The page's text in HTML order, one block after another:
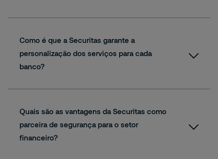
Como é que a Securitas garante a
personalização dos serviços para cada
banco?
Quais são as vantagens da Securitas como
parceira de segurança para o setor
financeiro?